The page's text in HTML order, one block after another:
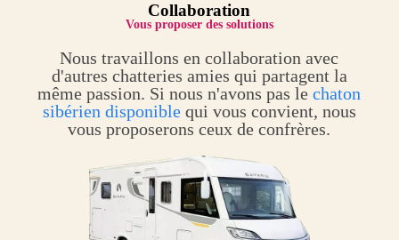
Collaboration
Vous proposer des solutions
Nous travaillons en collaboration avec
d'autres chatteries amies qui partagent la
même passion. Si nous n'avons pas lechaton
sibérien disponiblequi vous convient, nous
vous proposerons ceux de confrères.